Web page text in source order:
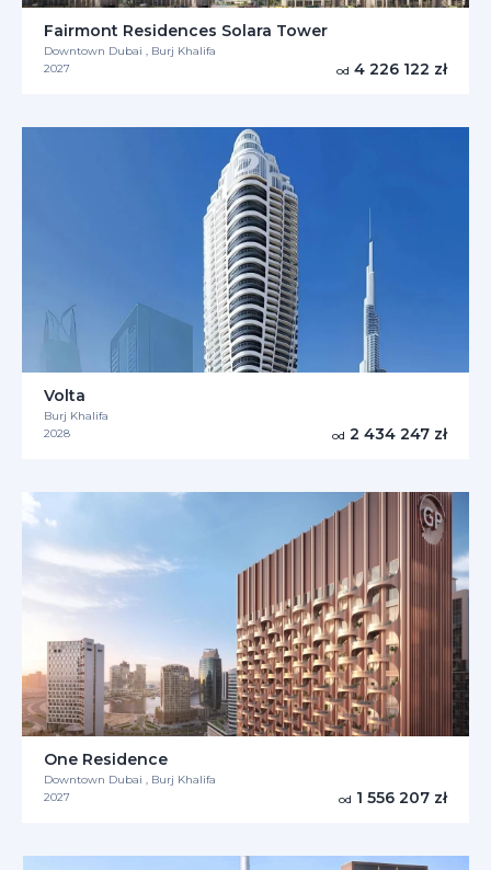
Fairmont Residences Solara Tower
Downtown Dubai , Burj Khalifa
2027
od 4 226 122 zł
Volta
Burj Khalifa
2028
od 2 434 247 zł
One Residence
Downtown Dubai , Burj Khalifa
2027
od 1 556 207 zł